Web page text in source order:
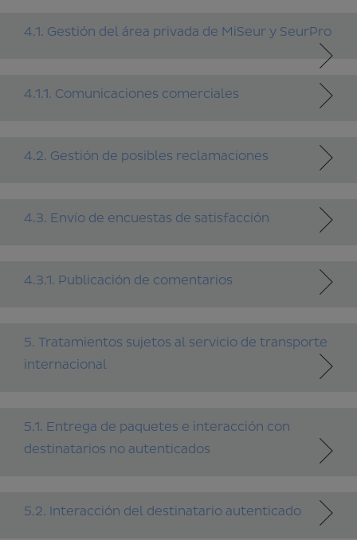
4.1. Gestión del área privada de MiSeur y SeurPro
4.1.1. Comunicaciones comerciales
4.2. Gestión de posibles reclamaciones
4.3. Envío de encuestas de satisfacción
4.3.1. Publicación de comentarios
5. Tratamientos sujetos al servicio de transporte
internacional
5.1. Entrega de paquetes e interacción con
destinatarios no autenticados
5.2. Interacción del destinatario autenticado